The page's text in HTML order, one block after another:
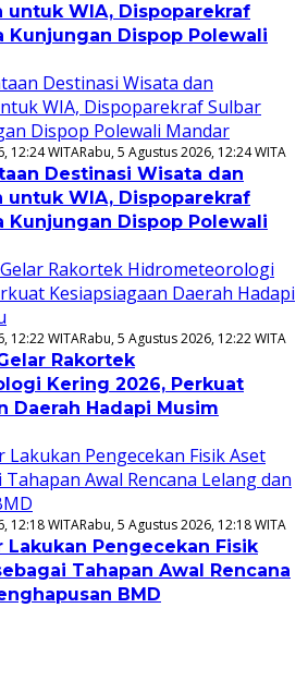
untuk WIA, Dispoparekraf
Kunjungan Dispop Polewali
12:24 WITARabu, 5 Agustus 2026, 12:24 WITA
Destinasi Wisata dan
untuk WIA, Dispoparekraf
Kunjungan Dispop Polewali
12:22 WITARabu, 5 Agustus 2026, 12:22 WITA
Rakortek
Kering 2026, Perkuat
Daerah Hadapi Musim
12:18 WITARabu, 5 Agustus 2026, 12:18 WITA
Lakukan Pengecekan Fisik
Tahapan Awal Rencana
BMD